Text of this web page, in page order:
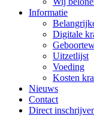
Informatie
Digitale
Uitzetlijst
Voeding
Kosten
Nieuws
Contact
Direct